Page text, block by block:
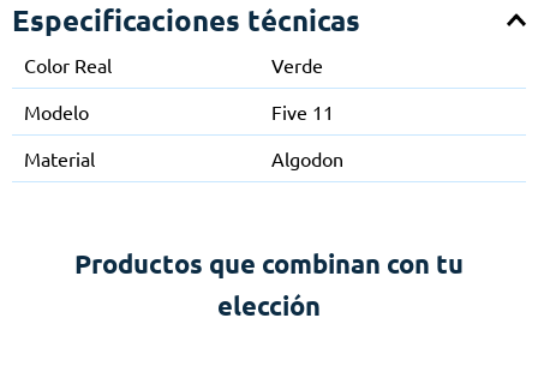
Especificaciones técnicas
Color Real
Verde
Modelo
Five 11
Material
Algodon
Productos que combinan con tu
elección